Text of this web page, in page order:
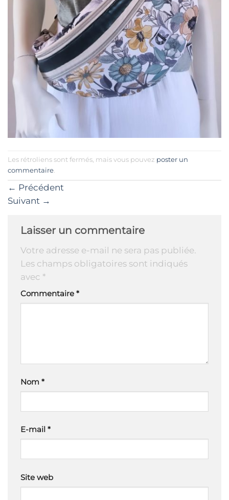
Les rétroliens sont fermés, mais vous pouvez poster un
commentaire.
← Précédent
Suivant →
Laisser un commentaire
Votre adresse e-mail ne sera pas publiée.
Les champs obligatoires sont indiqués
avec *
Commentaire *
Nom *
E-mail *
Site web